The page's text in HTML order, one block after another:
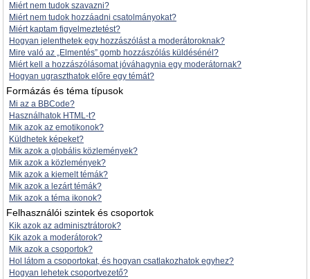
Miért nem tudok szavazni?
Miért nem tudok hozzáadni csatolmányokat?
Miért kaptam figyelmeztetést?
Hogyan jelenthetek egy hozzászólást a moderátoroknak?
Mire való az „Elmentés” gomb hozzászólás küldésénél?
Miért kell a hozzászólásomat jóváhagynia egy moderátornak?
Hogyan ugraszthatok előre egy témát?
Formázás és téma típusok
Mi az a BBCode?
Használhatok HTML-t?
Mik azok az emotikonok?
Küldhetek képeket?
Mik azok a globális közlemények?
Mik azok a közlemények?
Mik azok a kiemelt témák?
Mik azok a lezárt témák?
Mik azok a téma ikonok?
Felhasználói szintek és csoportok
Kik azok az adminisztrátorok?
Kik azok a moderátorok?
Mik azok a csoportok?
Hol látom a csoportokat, és hogyan csatlakozhatok egyhez?
Hogyan lehetek csoportvezető?